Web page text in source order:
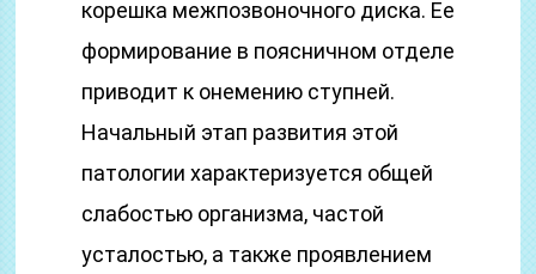
корешка межпозвоночного диска. Ее
формирование в поясничном отделе
приводит к онемению ступней.
Начальный этап развития этой
патологии характеризуется общей
слабостью организма, частой
усталостью, а также проявлением